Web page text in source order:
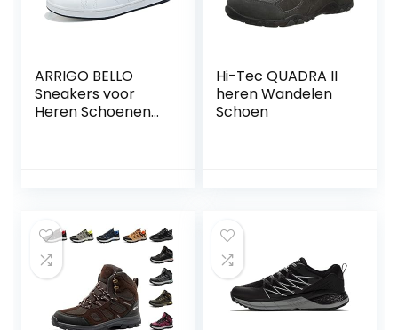
ARRIGO BELLO
Sneakers voor
Heren Schoenen
Buitenshuis
Wandelschoenen
HerenSchoenen
Maat 41-46
Hi-Tec QUADRA II
heren Wandelen
Schoen